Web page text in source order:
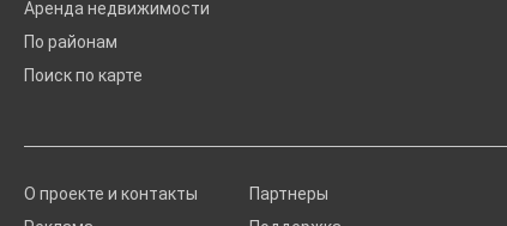
Аренда недвижимости
По районам
Поиск по карте
О проекте и контакты
Партнеры